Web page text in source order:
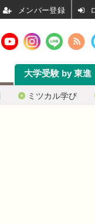
ミツカル学び
大学受験 by 東進